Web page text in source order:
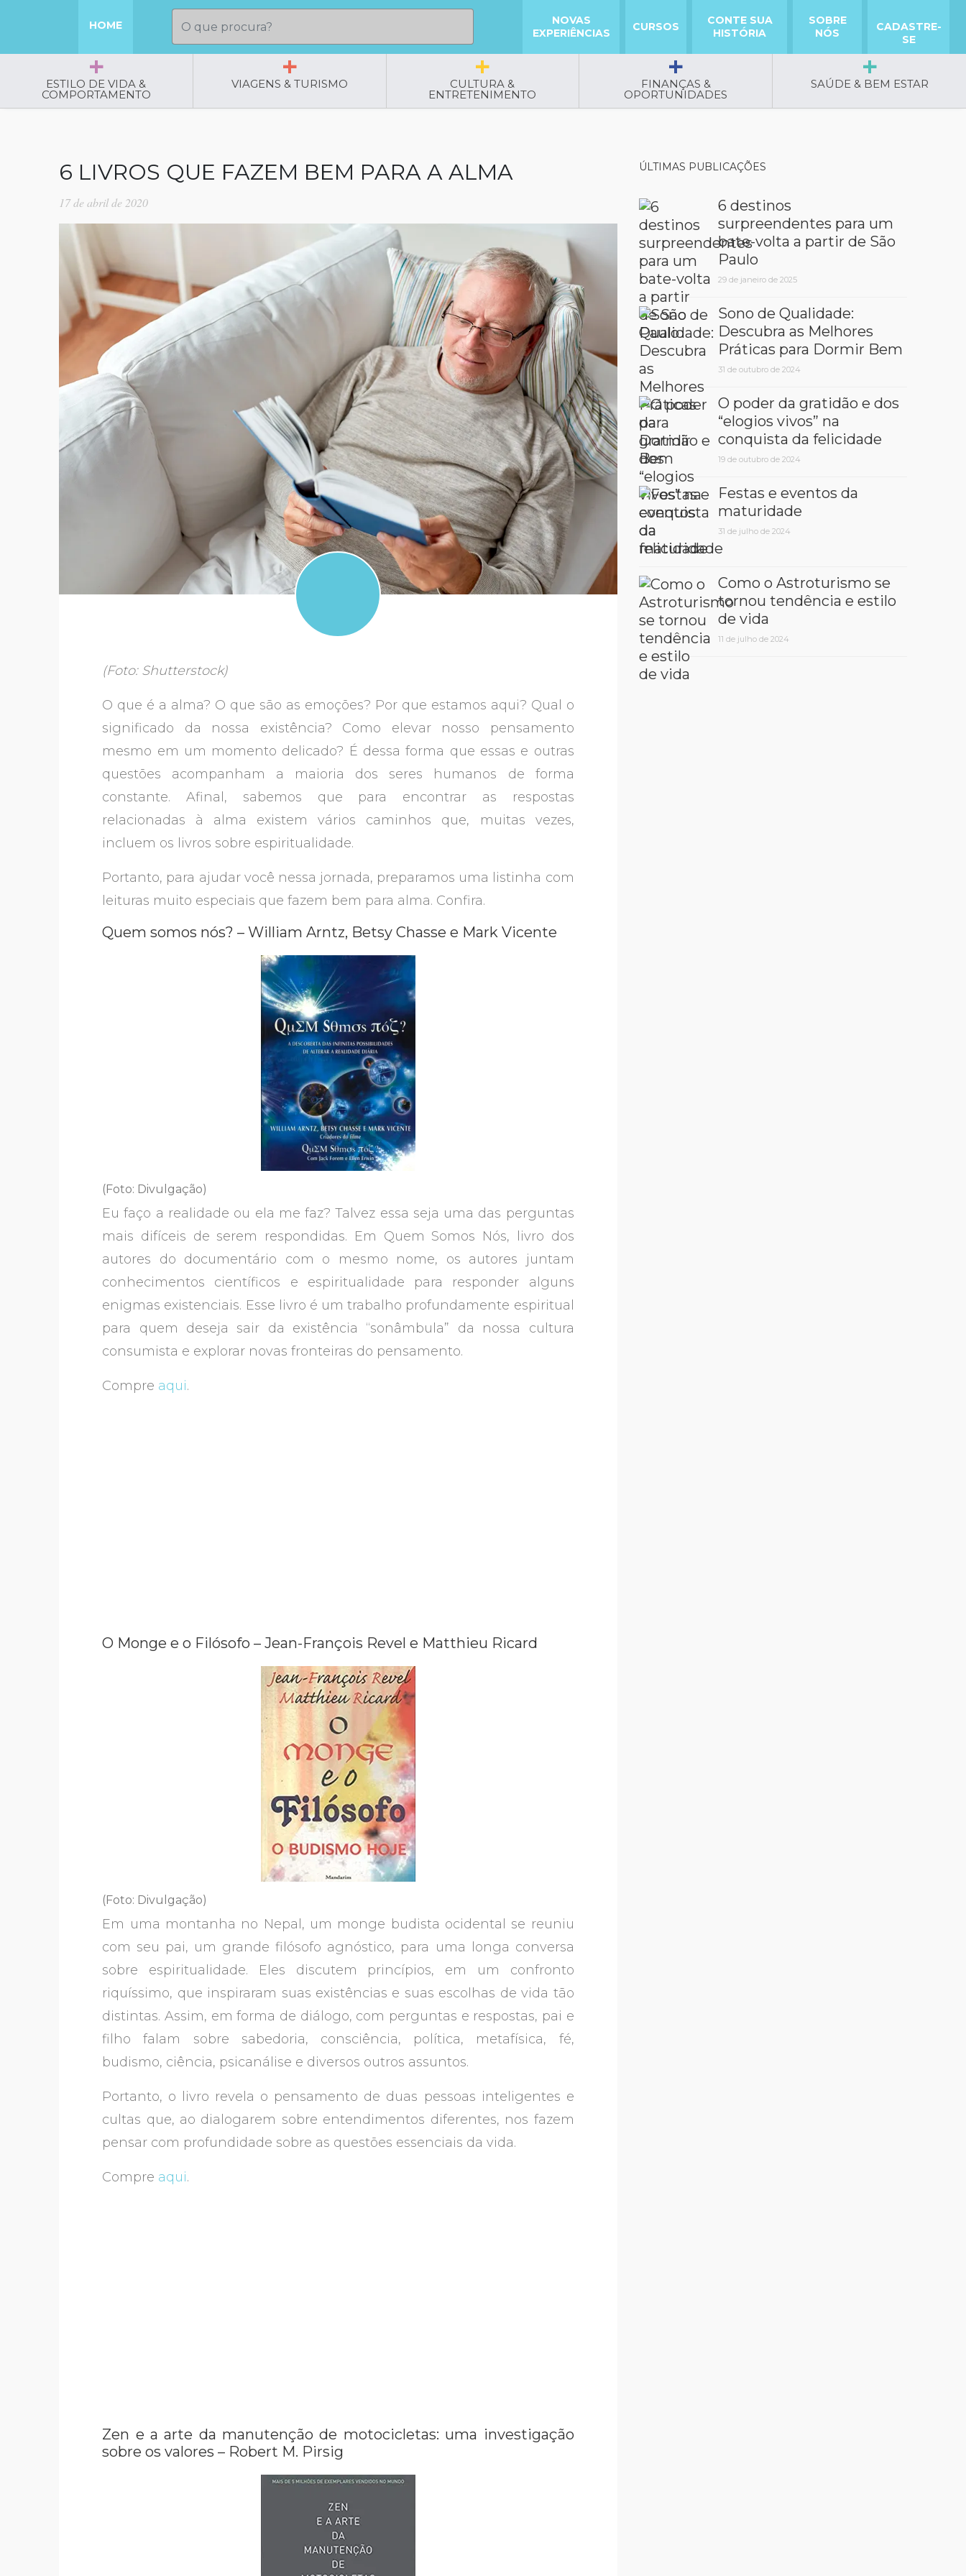
HOME
NOVAS
EXPERIÊNCIAS
CURSOS
CONTE SUA
HISTÓRIA
SOBRE
NÓS
CADASTRE-
SE
ESTILO DE VIDA &
COMPORTAMENTO
VIAGENS & TURISMO CULTURA &
ENTRETENIMENTO
FINANÇAS &
OPORTUNIDADES
SAÚDE & BEM ESTAR
6 LIVROS QUE FAZEM BEM PARA A ALMA
17 de abril de 2020
(Foto: Shutterstock)
O que é a alma? O que são as emoções? Por que estamos aqui? Qual o
significado da nossa existência? Como elevar nosso pensamento
mesmo em um momento delicado? É dessa forma que essas e outras
questões acompanham a maioria dos seres humanos de forma
constante. Afinal, sabemos que para encontrar as respostas
relacionadas à alma existem vários caminhos que, muitas vezes,
incluem os livros sobre espiritualidade.
Portanto, para ajudar você nessa jornada, preparamos uma listinha com
leituras muito especiais que fazem bem para alma. Confira.
Quem somos nós? – William Arntz, Betsy Chasse e Mark Vicente
(Foto: Divulgação)
Eu faço a realidade ou ela me faz? Talvez essa seja uma das perguntas
mais difíceis de serem respondidas. Em Quem Somos Nós, livro dos
autores do documentário com o mesmo nome, os autores juntam
conhecimentos científicos e espiritualidade para responder alguns
enigmas existenciais. Esse livro é um trabalho profundamente espiritual
para quem deseja sair da existência “sonâmbula” da nossa cultura
consumista e explorar novas fronteiras do pensamento.
Compre aqui.
O Monge e o Filósofo – Jean-François Revel e Matthieu Ricard
(Foto: Divulgação)
Em uma montanha no Nepal, um monge budista ocidental se reuniu
com seu pai, um grande filósofo agnóstico, para uma longa conversa
sobre espiritualidade. Eles discutem princípios, em um confronto
riquíssimo, que inspiraram suas existências e suas escolhas de vida tão
distintas. Assim, em forma de diálogo, com perguntas e respostas, pai e
filho falam sobre sabedoria, consciência, política, metafísica, fé,
budismo, ciência, psicanálise e diversos outros assuntos.
Portanto, o livro revela o pensamento de duas pessoas inteligentes e
cultas que, ao dialogarem sobre entendimentos diferentes, nos fazem
pensar com profundidade sobre as questões essenciais da vida.
Compre aqui.
Zen e a arte da manutenção de motocicletas: uma investigação
sobre os valores – Robert M. Pirsig
ÚLTIMAS PUBLICAÇÕES
6 destinos
surpreendentes para um
bate-volta a partir de São
Paulo
29 de janeiro de 2025
Sono de Qualidade:
Descubra as Melhores
Práticas para Dormir Bem
31 de outubro de 2024
O poder da gratidão e dos
“elogios vivos” na
conquista da felicidade
19 de outubro de 2024
Festas e eventos da
maturidade
31 de julho de 2024
Como o Astroturismo se
tornou tendência e estilo
de vida
11 de julho de 2024